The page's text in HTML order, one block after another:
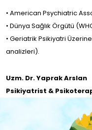
• American Psychiatric
• Dünya Sağlık Örgütü
• Geriatrik Psikiyatri
analizleri).
Uzm. Dr. Yaprak Arslan
Psikiyatrist &